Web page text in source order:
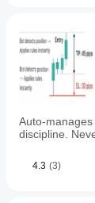
Auto-
discipline.
4.3 (3)